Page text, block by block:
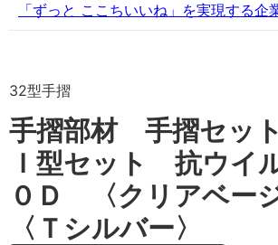
「ずっと ここちいいね」を実現する
32型手摺
手摺部材 手摺セッ
Ｉ型セット 抗ウイ
０Ｄ 〈クリアベー
〈Ｔシルバー〉